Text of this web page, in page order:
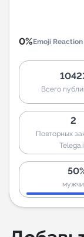
0%Emoji
Всего
2
Повторных